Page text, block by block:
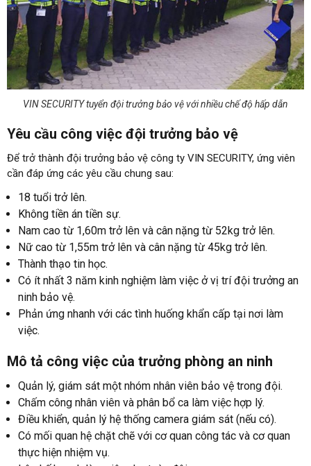
VIN SECURITY tuyển đội trưởng bảo vệ với nhiều chế độ hấp dẫn
Yêu cầu công việc đội trưởng bảo vệ
Để trở thành đội trưởng bảo vệ công ty VIN SECURITY, ứng viên
cần đáp ứng các yêu cầu chung sau:
18 tuổi trở lên.
Không tiền án tiền sự.
Nam cao từ 1,60m trở lên và cân nặng từ 52kg trở lên.
Nữ cao từ 1,55m trở lên và cân nặng từ 45kg trở lên.
Thành thạo tin học.
Có ít nhất 3 năm kinh nghiệm làm việc ở vị trí đội trưởng an
ninh bảo vệ.
Phản ứng nhanh với các tình huống khẩn cấp tại nơi làm
việc.
Mô tả công việc của trưởng phòng an ninh
Quản lý, giám sát một nhóm nhân viên bảo vệ trong đội.
Chấm công nhân viên và phân bổ ca làm việc hợp lý.
Điều khiển, quản lý hệ thống camera giám sát (nếu có).
Có mối quan hệ chặt chẽ với cơ quan công tác và cơ quan
thực hiện nhiệm vụ.